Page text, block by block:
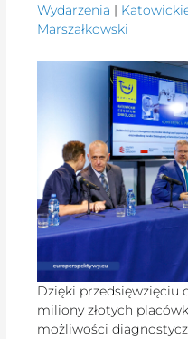
Wydarzenia |
Marszałkowski
Dzięki przedsięwzięciu
miliony złotych
możliwości